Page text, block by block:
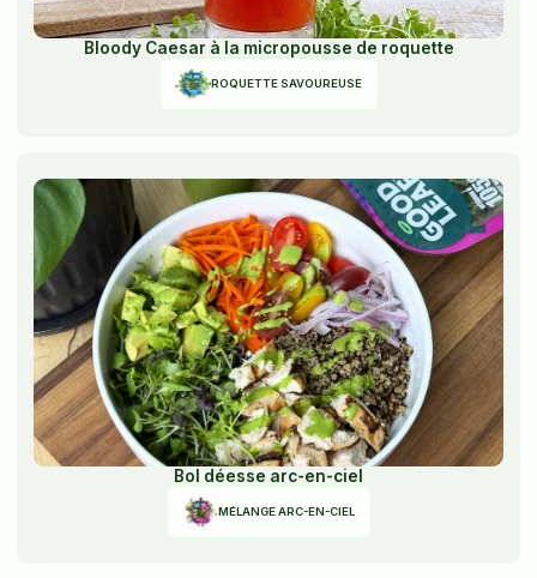
Bloody Caesar à la micropousse de roquette
ROQUETTE SAVOUREUSE
Bol déesse arc-en-ciel
MÉLANGE ARC-EN-CIEL